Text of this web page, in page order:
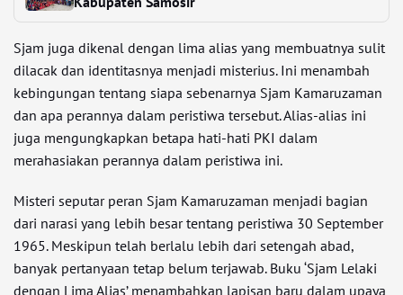
Sjam juga dikenal dengan lima alias yang membuatnya sulit
dilacak dan identitasnya menjadi misterius. Ini menambah
kebingungan tentang siapa sebenarnya Sjam Kamaruzaman
dan apa perannya dalam peristiwa tersebut. Alias-alias ini
juga mengungkapkan betapa hati-hati PKI dalam
merahasiakan perannya dalam peristiwa ini.
Misteri seputar peran Sjam Kamaruzaman menjadi bagian
dari narasi yang lebih besar tentang peristiwa 30 September
1965. Meskipun telah berlalu lebih dari setengah abad,
banyak pertanyaan tetap belum terjawab. Buku ‘Sjam Lelaki
dengan Lima Alias’ menambahkan lapisan baru dalam upaya